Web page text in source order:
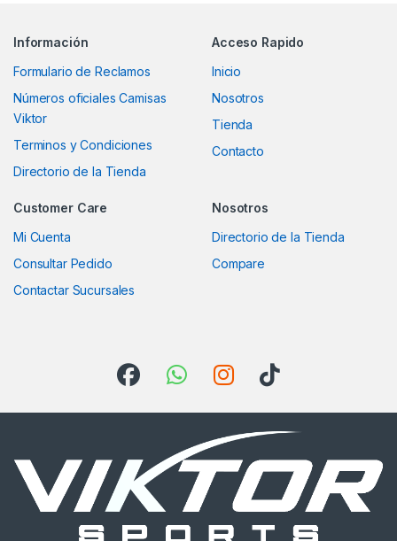
Información
Formulario de Reclamos
Números oficiales Camisas
Viktor
Terminos y Condiciones
Directorio de la Tienda
Acceso Rapido
Inicio
Nosotros
Tienda
Contacto
Customer Care
Mi Cuenta
Consultar Pedido
Contactar Sucursales
Nosotros
Directorio de la Tienda
Compare